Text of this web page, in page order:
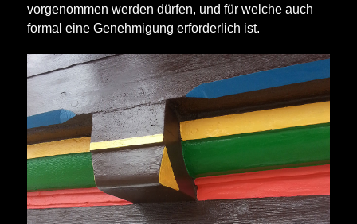
vorgenommen werden dürfen, und für welche auch
formal eine Genehmigung erforderlich ist.